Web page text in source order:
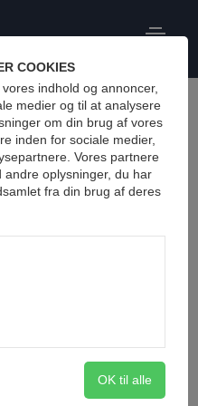
COOKIES
indhold og annoncer,
medier og til at analysere
om din brug af vores
inden for sociale medier,
Vores partnere
oplysninger, du har
fra din brug af deres
OK til alle
Alle
gennem sparring
gennem sparring